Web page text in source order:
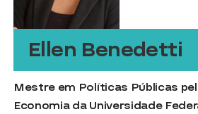
Ellen Benedetti
Mestre em Políticas Públicas
Economia da Universidade